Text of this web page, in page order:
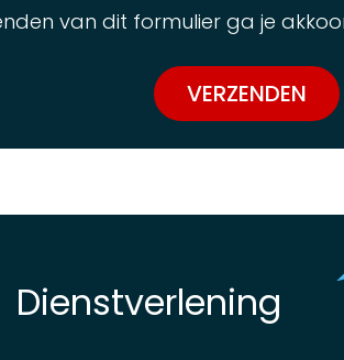
van dit formulier ga je
Dienstverlening